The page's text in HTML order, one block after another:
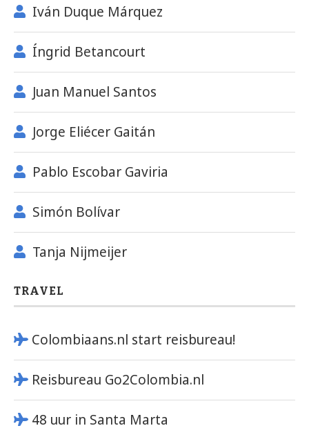
Iván Duque Márquez
Íngrid Betancourt
Juan Manuel Santos
Jorge Eliécer Gaitán
Pablo Escobar Gaviria
Simón Bolívar
Tanja Nijmeijer
TRAVEL
Colombiaans.nl start reisbureau!
Reisbureau Go2Colombia.nl
48 uur in Santa Marta